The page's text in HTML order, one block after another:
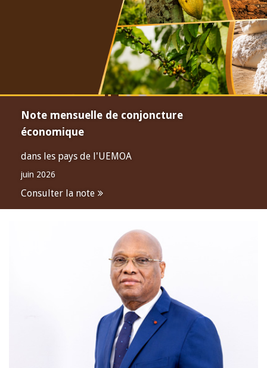
Note mensuelle de conjoncture
économique
dans les pays de l'UEMOA
juin 2026
Consulter la note